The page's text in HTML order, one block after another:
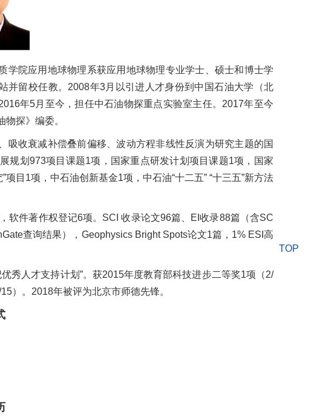
学院应用地球物理系获应用地球物理专业学士、硕士和博士学
并留校任教。2008年3月以引进人才身份到中国石油大学（北
年5月至今，担任中石油物探重点实验室主任。2017年至今
探》编委。
收衰减补偿叠前偏移、波动方程非线性反演为研究主题的国
规划973项目课题1项，国家重点研发计划项目课题1项，国家
目1项，中石油创新基金1项，中石油“十二五” “十三五”新方法
软件著作权登记6项。SCI 收录论文96篇、EI收录88篇（含SC
查询结果），Geophysics Bright Spots论文1篇，1% ESI高
秀人才支持计划”。获2015年度教育部科技进步二等奖1项（2/
）。2018年被评为北京市师德先锋。
TOP